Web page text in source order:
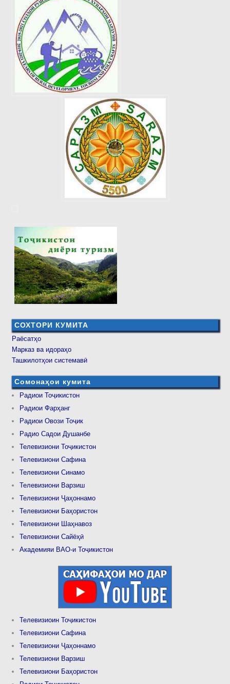
СОХТОРИ КУМИТА
Раёсатҳо
Марказ ва идораҳо
Ташкилотҳои системавӣ
Сомонаҳои кумита
Радиои Тоҷикистон
Радиои Фарҳанг
Радиои Овози Тоҷик
Радио Садои Душанбе
Телевизиони Тоҷикистон
Телевизиони Сафина
Телевизиони Синамо
Телевизиони Варзиш
Телевизиони Ҷаҳоннамо
Телевизиони Баҳористон
Телевизиони Шаҳнавоз
Телевизиони Сайёҳӣ
Академияи ВАО-и Тоҷикистон
Телевизиоин Тоҷикистон
Телевизиони Сафина
Телевизиони Ҷаҳоннамо
Телевизиони Варзиш
Телевизиони Баҳористон